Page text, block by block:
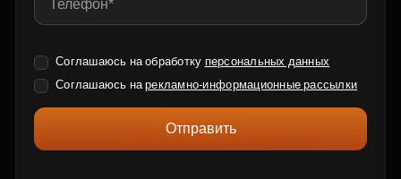
Соглашаюсь на обработку персональных данных
Соглашаюсь нарекламно-информационные рассылки
Отправить